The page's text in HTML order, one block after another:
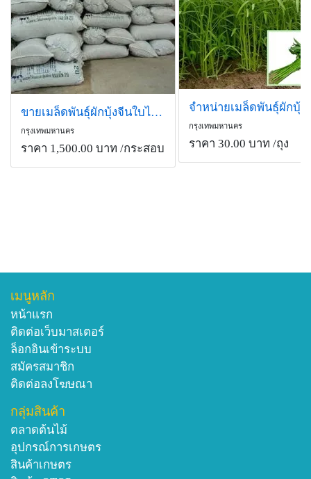
ขายเมล็ดพันธุ์ผักบุ้งจีนใบไผ่คุณภาพดี
กรุงเทพมหานคร
ราคา 1,500.00 บาท /กระสอบ
กรุงเทพมหานคร
ราคา 30.00 บาท /ถุง
เมนูหลัก
หน้าแรก
ติดต่อเว็บมาสเตอร์
ล็อกอินเข้าระบบ
สมัครสมาชิก
ติดต่อลงโฆษณา
กลุ่มสินค้า
ตลาดต้นไม้
อุปกรณ์การเกษตร
สินค้าเกษตร